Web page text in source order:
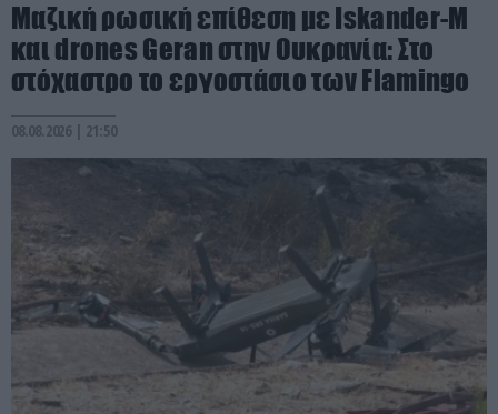
Μαζική ρωσική επίθεση με Iskander-M
και drones Geran στην Ουκρανία: Στο
στόχαστρο το εργοστάσιο των Flamingo
08.08.2026 | 21:50